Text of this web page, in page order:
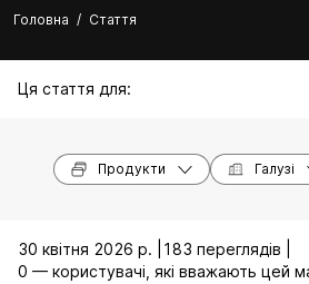
Головна / Стаття
Ця стаття для:
Продукти Галузі
30 квітня 2026 р. |
183 переглядів |
0 — користувачі, які вважають цей